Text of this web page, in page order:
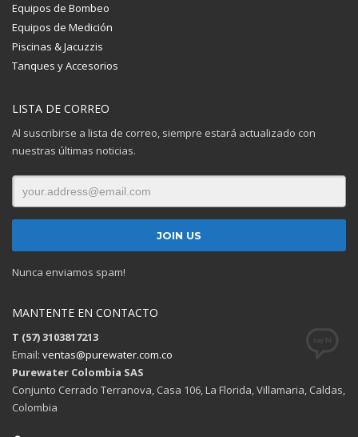
Equipos de Bombeo
Equipos de Medición
Piscinas & Jacuzzis
Tanques y Accesorios
LISTA DE CORREO
Al suscribirse a lista de correo, siempre estará actualizado con
nuestras últimas noticias.
Nunca enviamos spam!
MANTENTE EN CONTACTO
T (57) 3103817213
Email: ventas@purewater.com.co
Purewater Colombia SAS
Conjunto Cerrado Terranova, Casa 106, La Florida, Villamaria, Caldas,
Colombia